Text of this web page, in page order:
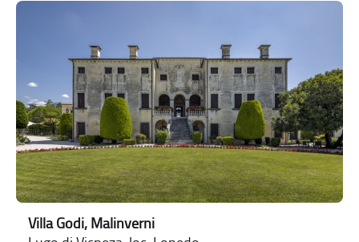
Villa Godi, Malinverni